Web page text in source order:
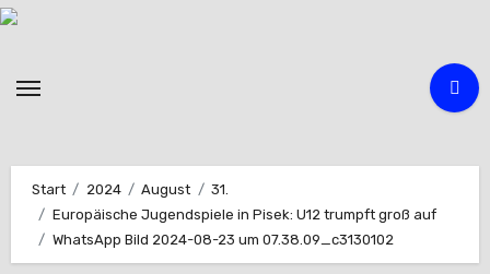
Zum
Start 2024 August
31.
Europäische Jugendspiele in Pisek: U12 trumpft groß auf
WhatsApp Bild 2024-08-23 um 07.38.09_c3130102